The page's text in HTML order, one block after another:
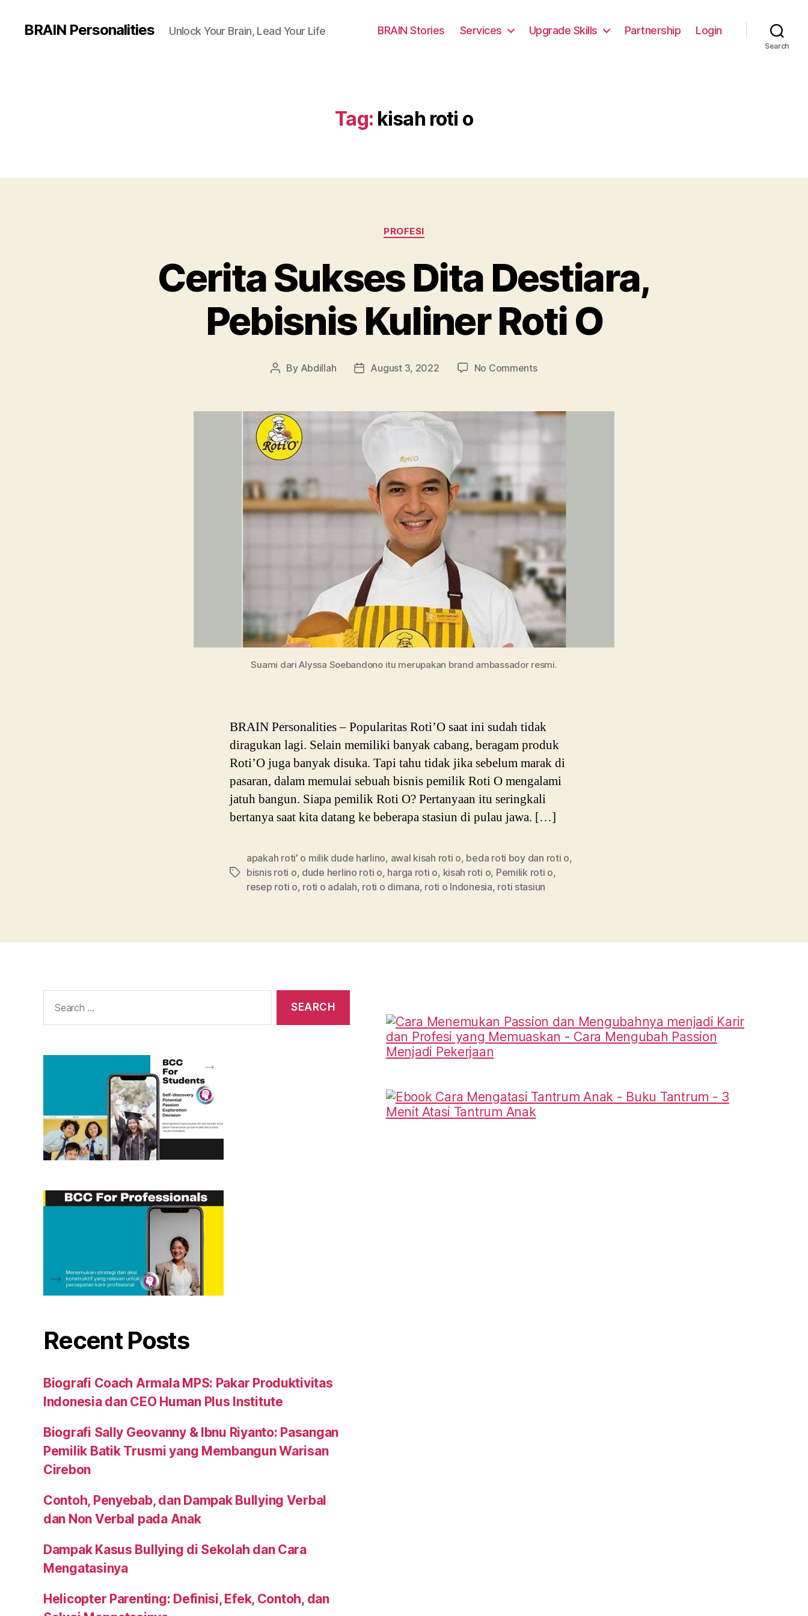
BRAIN Personalities Unlock Your Brain, Lead Your Life BRAIN Stories Services Upgrade Skills Partnership Login
Search
Tag: kisah roti o
Categories
PROFESI
Cerita Sukses Dita Destiara,
Pebisnis Kuliner Roti O
Post
By Abdillah
PostAugust 3, 2022 No Commentson
Dita
O
Suami dari Alyssa Soebandono itu merupakan brand ambassador resmi.
BRAIN Personalities – Popularitas Roti’O saat ini sudah tidak
diragukan lagi. Selain memiliki banyak cabang, beragam produk
Roti’O juga banyak disuka. Tapi tahu tidak jika sebelum marak di
pasaran, dalam memulai sebuah bisnis pemilik Roti O mengalami
jatuh bangun. Siapa pemilik Roti O? Pertanyaan itu seringkali
bertanya saat kita datang ke beberapa stasiun di pulau jawa. […]
Tags
apakah roti' o milik dude harlino, awal kisah roti o, beda roti boy dan roti o,
bisnis roti o, dude herlino roti o, harga roti o, kisah roti o, Pemilik roti o,
resep roti o, roti o adalah, roti o dimana, roti o Indonesia, roti stasiun
for:
Recent Posts
Biografi Coach Armala MPS: Pakar Produktivitas
Indonesia dan CEO Human Plus Institute
Biografi Sally Geovanny & Ibnu Riyanto: Pasangan
Pemilik Batik Trusmi yang Membangun Warisan
Cirebon
Contoh, Penyebab, dan Dampak Bullying Verbal
dan Non Verbal pada Anak
Dampak Kasus Bullying di Sekolah dan Cara
Mengatasinya
Helicopter Parenting: Definisi, Efek, Contoh, dan